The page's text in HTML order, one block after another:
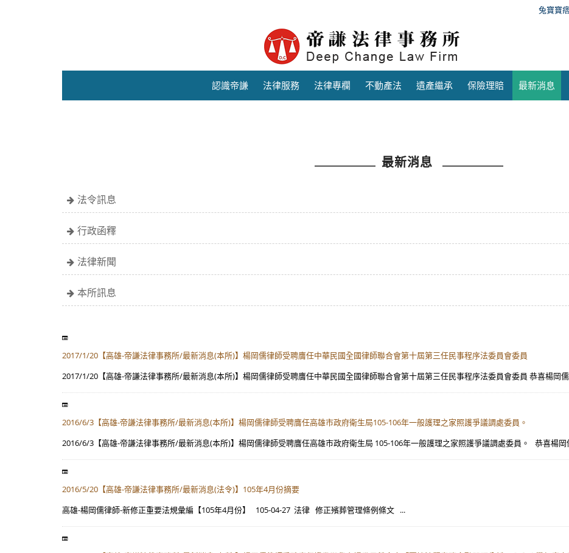
兔寶寶
認識帝謙 法律服務 法律專欄 不動產法 遺產繼承 保險理賠 最新消息
最新消息
法令訊息
行政函釋
法律新聞
本所訊息
2017/1/20【高雄-帝謙法律事務所/最新消息(本所)】楊岡儒律師受聘膺任中華民國全國律師聯合會第十屆第三任民事程序法委員會委員
2017/1/20【高雄-帝謙法律事務所/最新消息(本所)】楊岡儒律師受聘膺任中華民國全國律師聯合會第十屆第三任民事程序法委員會委員 恭喜楊岡
​2016/6/3【高雄-帝謙法律事務所/最新消息(本所)】楊岡儒律師受聘膺任高雄市政府衛生局105-106年一般護理之家照護爭議調處委員。
2016/6/3【高雄-帝謙法律事務所/最新消息(本所)】楊岡儒律師受聘膺任高雄市政府衛生局 105-106年一般護理之家照護爭議調處委員。 恭喜楊岡
2016/5/20【高雄-帝謙法律事務所/最新消息(法令)】105年4月份摘要
高雄-楊岡儒律師-新修正重要法規彙編【105年4月份】 105-04-27 法律 修正殯葬管理條例條文 ...